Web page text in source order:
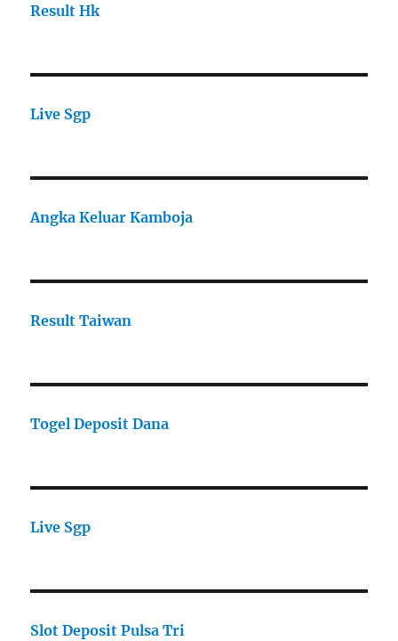
Result Hk
Live Sgp
Angka Keluar Kamboja
Result Taiwan
Togel Deposit Dana
Live Sgp
Slot Deposit Pulsa Tri